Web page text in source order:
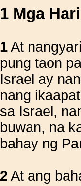
1 Mga
1At
pung taon
Israel ay
nang
sa Israel,
buwan, na
bahay ng
2 At ang